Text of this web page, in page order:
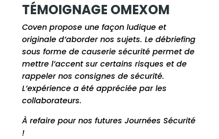
TÉMOIGNAGE OMEXOM
Covenpropose une façon ludique et
originale d’aborder nos sujets. Le débriefing
sous forme de causerie sécurité permet de
mettre l’accent sur certains risques et de
rappeler nos consignes de sécurité.
L’expérience a été appréciée par les
collaborateurs.
À refaire pour nos futures Journées Sécurité
!